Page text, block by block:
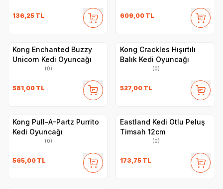
136,25 TL 609,00 TL
Kong Enchanted Buzzy
Unicorn Kedi Oyuncağı
(0)
581,00 TL
Kong Crackles Hışırtılı
Balık Kedi Oyuncağı
(0)
527,00 TL
Kong Pull-A-Partz Purrito
Kedi Oyuncağı
(0)
565,00 TL
Eastland Kedi Otlu Peluş
Timsah 12cm
(0)
173,75 TL